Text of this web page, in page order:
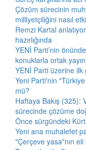
Çözüm sürecinin
milliyetçiliğini nasıl
Remzi Kartal
hazırlığında
YENİ Parti’nin
konuklarla ortak yayın
YENİ Parti üzerine
Yeni Parti'nin
mü?
Haftaya Bakış (325):
sürecinde çözüme
Önce sürgündeki
Yeni ana muhalefet
"Çerçeve yasa"nın eli